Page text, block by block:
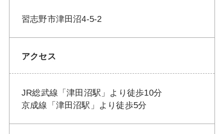
習志野市津田沼4-5-2
アクセス
JR総武線「津田沼駅」より徒歩10分
京成線「津田沼駅」より徒歩5分